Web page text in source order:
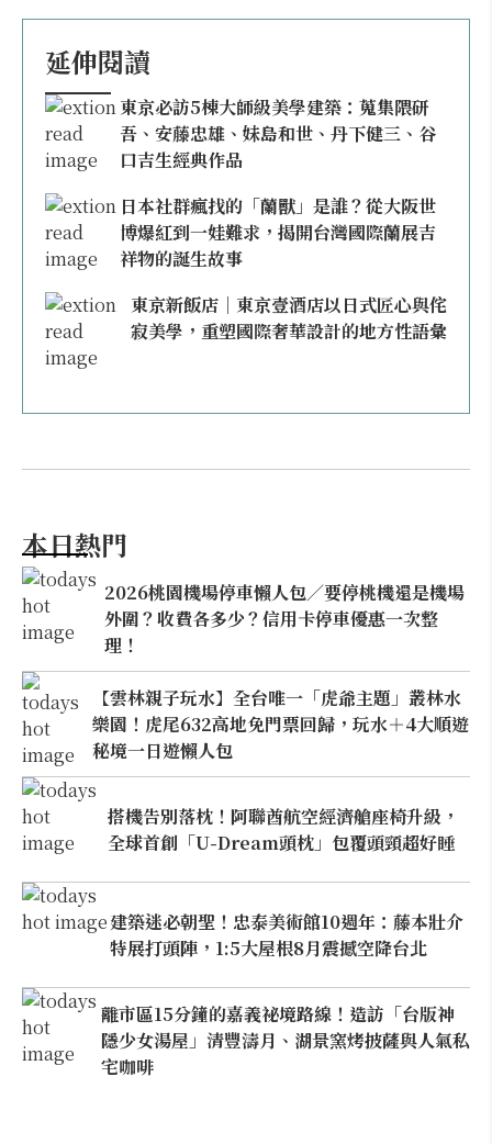
延伸閱讀
東京必訪5棟大師級美學建築：蒐集隈研
吾、安藤忠雄、妹島和世、丹下健三、谷
口吉生經典作品
日本社群瘋找的「蘭獸」是誰？從大阪世
博爆紅到一娃難求，揭開台灣國際蘭展吉
祥物的誕生故事
東京新飯店｜東京壹酒店以日式匠心與侘
寂美學，重塑國際奢華設計的地方性語彙
本日熱門
2026桃園機場停車懶人包／要停桃機還是機場
外圍？收費各多少？信用卡停車優惠一次整
理！
【雲林親子玩水】全台唯一「虎爺主題」叢林水
樂園！虎尾632高地免門票回歸，玩水＋4大順遊
秘境一日遊懶人包
搭機告別落枕！阿聯酋航空經濟艙座椅升級，
全球首創「U-Dream頭枕」包覆頭頸超好睡
建築迷必朝聖！忠泰美術館10週年：藤本壯介
特展打頭陣，1:5大屋根8月震撼空降台北
離市區15分鐘的嘉義祕境路線！造訪「台版神
隱少女湯屋」清豐濤月、湖景窯烤披薩與人氣私
宅咖啡